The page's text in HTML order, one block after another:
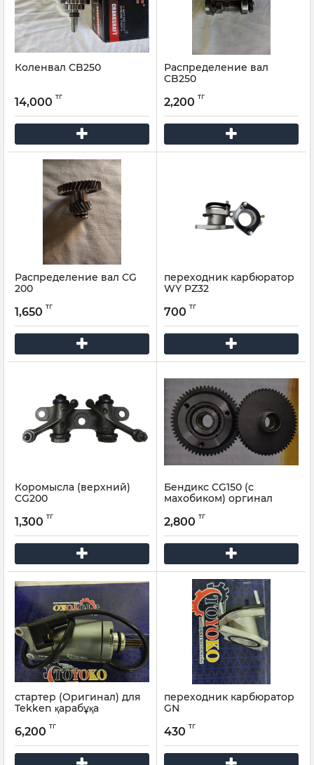
Коленвал CB250
14,000 тг
Распределение вал
CB250
2,200 тг
Распределение вал CG
200
1,650 тг
переходник карбюратор
WY PZ32
700 тг
Коромысла (верхний)
CG200
1,300 тг
Бендикс CG150 (с
махобиком) оргинал
2,800 тг
стартер (Оригинал) для
Tekken қарабұқа
6,200 тг
переходник карбюратор
GN
430 тг